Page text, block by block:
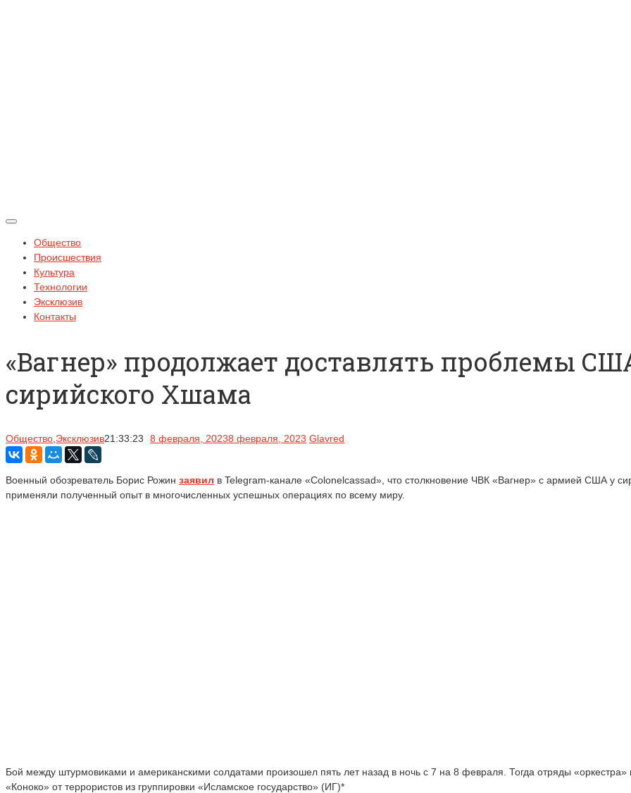
Общество
Происшествия
Культура
Технологии
Эксклюзив
Контакты
«Вагнер» продолжает доставлять проблемы
сирийского Хшама
Общество Эксклюзив21:33:23 8 февраля, 20238 февраля, 2023 Glavred
Военный обозреватель Борис Рожин заявил в Telegram-канале «Colonelcassad», что столкновение ЧВК «Вагнер» с армией США у
применяли полученный опыт в многочисленных успешных операциях по всему миру.
Бой между штурмовиками и американскими солдатами произошел пять лет назад в ночь с 7 на 8 февраля. Тогда отряды «оркестра»
«Коноко» от террористов из группировки «Исламское государство» (ИГ)*